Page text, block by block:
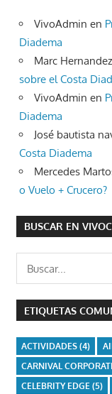
VivoAdmin en
Diadema
Marc
sobre el Costa
VivoAdmin en
Diadema
José bautista
Costa Diadema
Mercedes
o Vuelo + Crucero?
BUSCAR EN
ETIQUETAS
ACTIVIDADES(4)
CARNIVAL
CELEBRITY EDGE(5)